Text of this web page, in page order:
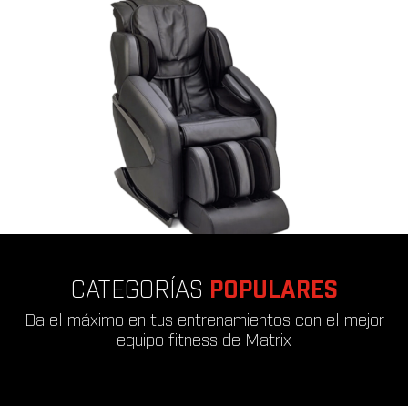
CATEGORÍAS POPULARES
Da el máximo en tus entrenamientos con el mejor
equipo fitness de Matrix